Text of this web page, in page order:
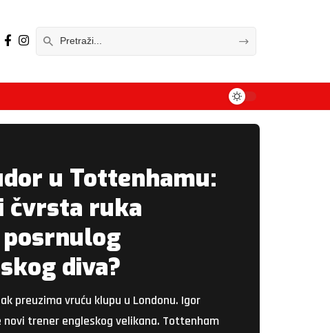
u Tottenhamu:
čvrsta ruka
diva?
preuzima vruću klupu u Londonu. Igor
novi trener engleskog velikana. Tottenham